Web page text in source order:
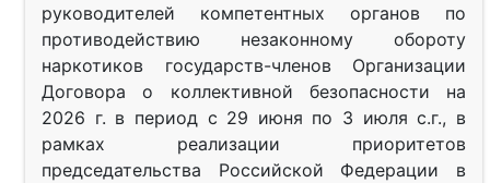
руководителей компетентных органов по
противодействию незаконному обороту
наркотиков государств-членов Организации
Договора о коллективной безопасности на
2026 г. в период с 29 июня по 3 июля с.г., в
рамках реализации приоритетов
председательства Российской Федерации в